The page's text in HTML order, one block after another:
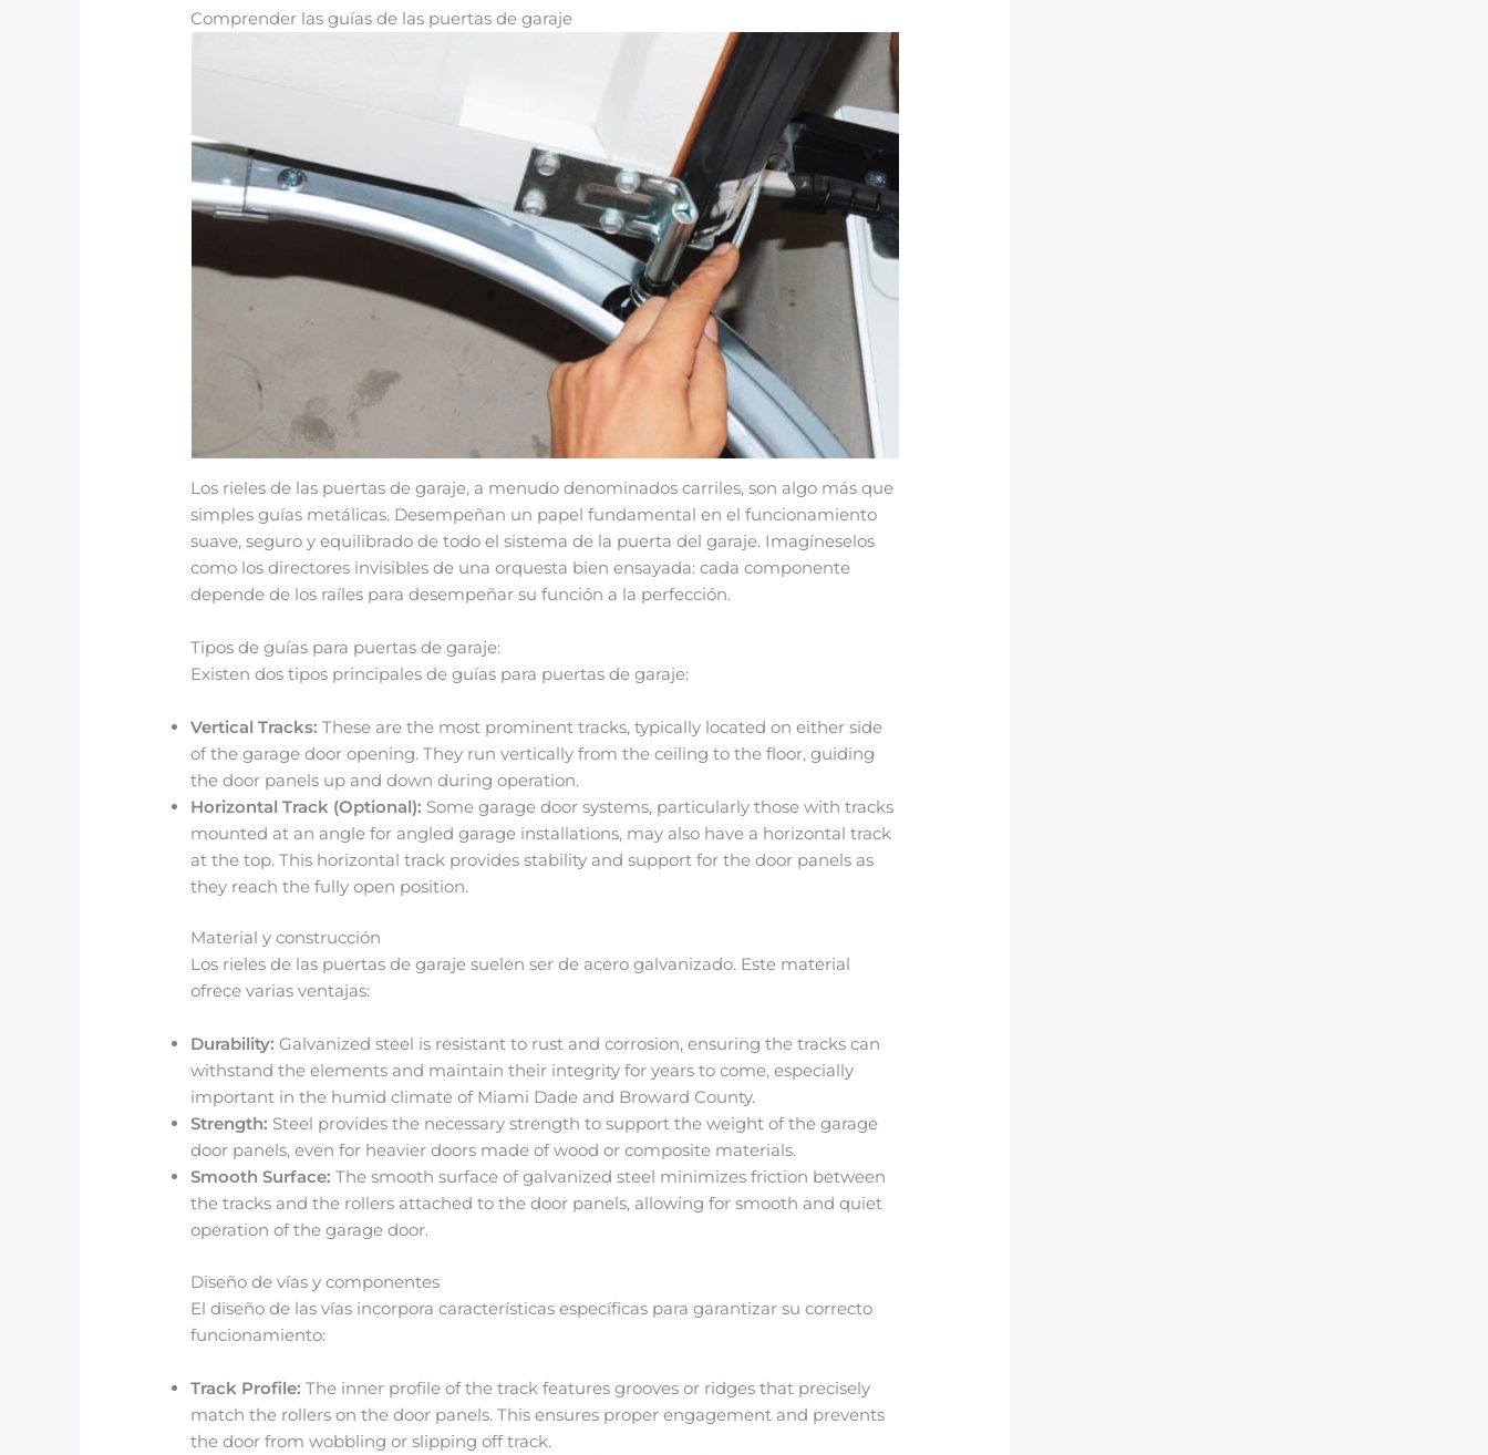
Comprender las guías de las puertas de garaje
Los rieles de las puertas de garaje, a menudo denominados carriles, son algo más que
simples guías metálicas. Desempeñan un papel fundamental en el funcionamiento
suave, seguro y equilibrado de todo el sistema de la puerta del garaje. Imagíneselos
como los directores invisibles de una orquesta bien ensayada: cada componente
depende de los raíles para desempeñar su función a la perfección.
Tipos de guías para puertas de garaje:
Existen dos tipos principales de guías para puertas de garaje:
Vertical Tracks: These are the most prominent tracks, typically located on either side
of the garage door opening. They run vertically from the ceiling to the floor, guiding
the door panels up and down during operation.
Horizontal Track (Optional): Some garage door systems, particularly those with tracks
mounted at an angle for angled garage installations, may also have a horizontal track
at the top. This horizontal track provides stability and support for the door panels as
they reach the fully open position.
Material y construcción
Los rieles de las puertas de garaje suelen ser de acero galvanizado. Este material
ofrece varias ventajas:
Durability: Galvanized steel is resistant to rust and corrosion, ensuring the tracks can
withstand the elements and maintain their integrity for years to come, especially
important in the humid climate of Miami Dade and Broward County.
Strength: Steel provides the necessary strength to support the weight of the garage
door panels, even for heavier doors made of wood or composite materials.
Smooth Surface: The smooth surface of galvanized steel minimizes friction between
the tracks and the rollers attached to the door panels, allowing for smooth and quiet
operation of the garage door.
Diseño de vías y componentes
El diseño de las vías incorpora características específicas para garantizar su correcto
funcionamiento:
Track Profile: The inner profile of the track features grooves or ridges that precisely
match the rollers on the door panels. This ensures proper engagement and prevents
the door from wobbling or slipping off track.